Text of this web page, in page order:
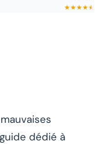
★★★★★★
dédié à